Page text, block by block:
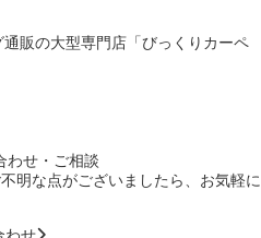
販の大型専門店「びっくりカーペ
明な点がございましたら、お気軽に